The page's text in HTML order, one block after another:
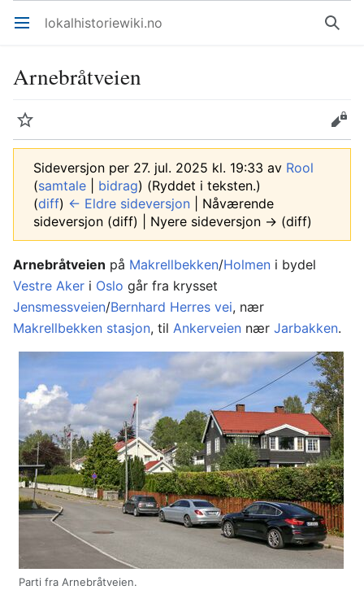
Åpne hovedmenyen lokalhistoriewiki.no Søk
Arnebråtveien
Overvåk Rediger
Sideversjon per 27. jul. 2025 kl. 19:33 av Rool
(samtale bidrag) (Ryddet i teksten.)
(diff) ← Eldre sideversjon | Nåværende
sideversjon (diff) | Nyere sideversjon → (diff)
Arnebråtveien på Makrellbekken/Holmen i bydel
Vestre Aker i Oslo går fra krysset
Jensmessveien/Bernhard Herres vei, nær
Makrellbekken stasjon, til Ankerveien nær Jarbakken.
Parti fra Arnebråtveien.